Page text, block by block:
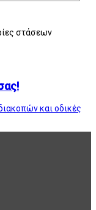
στάσεων
και οδικές